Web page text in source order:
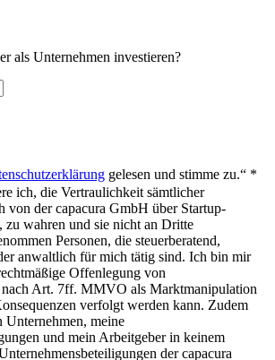
als Unternehmen investieren?
gelesen und stimme zu.“ *
ich, die Vertraulichkeit sämtlicher
von der capacura GmbH über Startup-
zu wahren und sie nicht an Dritte
Personen, die steuerberatend,
anwaltlich für mich tätig sind. Ich bin mir
Offenlegung von
Art. 7ff. MMVO als Marktmanipulation
verfolgt werden kann. Zudem
Unternehmen, meine
und mein Arbeitgeber in keinem
der capacura